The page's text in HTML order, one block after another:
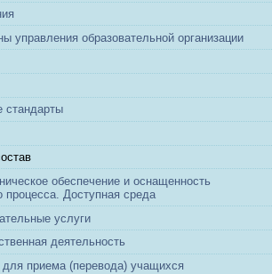
управления образовательной организации
стандарты
обеспечение и оснащенность
процесса. Доступная среда
услуги
деятельность
для приема (перевода) учащихся